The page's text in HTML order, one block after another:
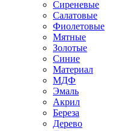
Сиреневые
Салатовые
Фиолетовые
Мятные
Золотые
Синие
Материал
МДФ
Эмаль
Акрил
Береза
Дерево